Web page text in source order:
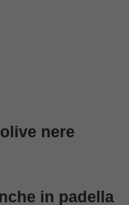
olive nere
in padella